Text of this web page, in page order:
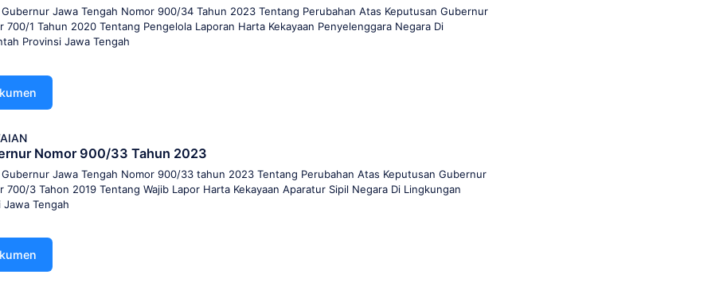
Jawa Tengah Nomor 900/34 Tahun 2023 Tentang Perubahan Atas Keputusan Gubernur
700/1 Tahun 2020 Tentang Pengelola Laporan Harta Kekayaan Penyelenggara Negara Di
Provinsi Jawa Tengah
Nomor 900/33 Tahun 2023
Jawa Tengah Nomor 900/33 tahun 2023 Tentang Perubahan Atas Keputusan Gubernur
700/3 Tahon 2019 Tentang Wajib Lapor Harta Kekayaan Aparatur Sipil Negara Di Lingkungan
Tengah